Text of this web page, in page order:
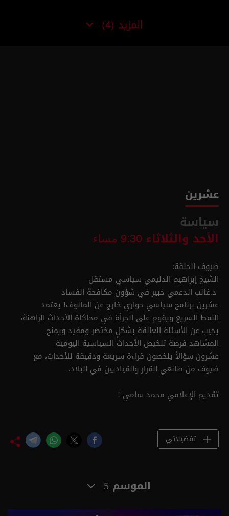
المزيد (4)
عشرين
سياسة
الأحد والثلاثاء 9:30 مساء
ضيوف الحلقة:
الشيخ إبراهيم الدليمي سياسي مستقل
د.غالب الدعمي خبير في شؤون مكافحة الفساد
عشرين برنامج سياسي حواري خارج عن المألوف! يعتمد
النمط السريع ويقوم على الجرأة في محاكاة الأحداث الراهنة،
يجيب عن الأسئلة العالقة بشكلٍ مختصر ومفيد ويمنح
المشاهد فرصة تلخيص الأحداث السياسية اليومية
عشرون سؤالاً يلخصون قراءة سريعة ودقيقة للأحداث، مع
ضيوف من صانعي القرار والقياديين في البلاد.
تقديم الإعلامي محمد سامي !
تفضيلاتي
الموسم 5